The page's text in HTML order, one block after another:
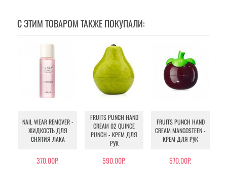
С ЭТИМ ТОВАРОМ ТАКЖЕ ПОКУПАЛИ:
NAIL WEAR REMOVER -
ЖИДКОСТЬ ДЛЯ
СНЯТИЯ ЛАКА
370.00Р.
FRUITS PUNCH HAND
CREAM 02 QUINCE
PUNCH - КРЕМ ДЛЯ
РУК
590.00Р.
FRUITS PUNCH HAND
CREAM MANGOSTEEN -
КРЕМ ДЛЯ РУК
570.00Р.